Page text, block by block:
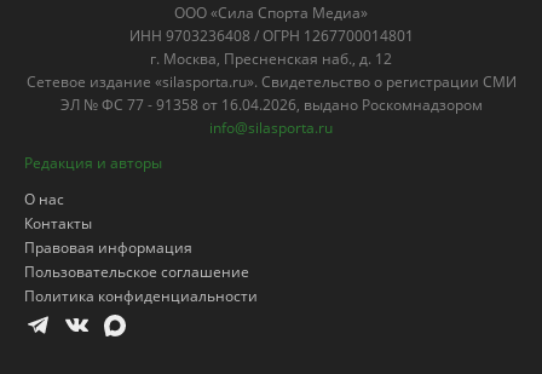
ООО «Сила Спорта Медиа»
ИНН 9703236408 / ОГРН 1267700014801
г. Москва, Пресненская наб., д. 12
Сетевое издание «silasporta.ru». Свидетельство о регистрации СМИ
ЭЛ № ФС 77 - 91358 от 16.04.2026, выдано Роскомнадзором
info@silasporta.ru
Редакция и авторы
О нас
Контакты
Правовая информация
Пользовательское соглашение
Политика конфиденциальности